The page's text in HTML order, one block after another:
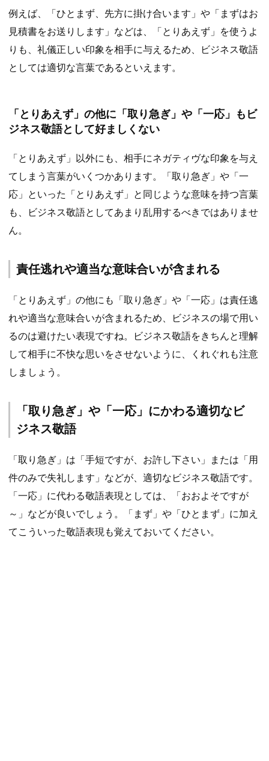
例えば、「ひとまず、先方に掛け合います」や「まずはお
見積書をお送りします」などは、「とりあえず」を使うよ
りも、礼儀正しい印象を相手に与えるため、ビジネス敬語
としては適切な言葉であるといえます。
「とりあえず」の他に「取り急ぎ」や「一応」もビ
ジネス敬語として好ましくない
「とりあえず」以外にも、相手にネガティヴな印象を与え
てしまう言葉がいくつかあります。「取り急ぎ」や「一
応」といった「とりあえず」と同じような意味を持つ言葉
も、ビジネス敬語としてあまり乱用するべきではありませ
ん。
責任逃れや適当な意味合いが含まれる
「とりあえず」の他にも「取り急ぎ」や「一応」は責任逃
れや適当な意味合いが含まれるため、ビジネスの場で用い
るのは避けたい表現ですね。ビジネス敬語をきちんと理解
して相手に不快な思いをさせないように、くれぐれも注意
しましょう。
「取り急ぎ」や「一応」にかわる適切なビ
ジネス敬語
「取り急ぎ」は「手短ですが、お許し下さい」または「用
件のみで失礼します」などが、適切なビジネス敬語です。
「一応」に代わる敬語表現としては、「おおよそですが
～」などが良いでしょう。「まず」や「ひとまず」に加え
てこういった敬語表現も覚えておいてください。